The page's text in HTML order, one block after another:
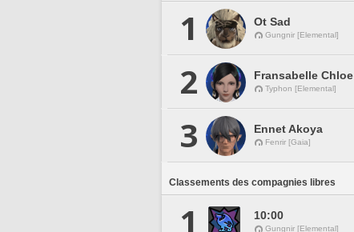
1 Ot Sad
Gungnir [Elemental]
2 Fransabelle Chloe
Typhon [Elemental]
3 Ennet Akoya
Fenrir [Gaia]
Classements des compagnies libres
1 10:00
Gungnir [Elemental]